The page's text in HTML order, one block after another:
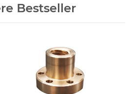
Bestseller